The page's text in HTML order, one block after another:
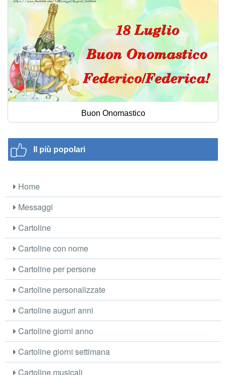
Buon Onomastico
Il più popolari
Home
Messaggi
Cartoline
Cartoline con nome
Cartoline per persone
Cartoline personalizzate
Cartoline auguri anni
Cartoline giorni anno
Cartoline giorni settimana
Cartoline musicali